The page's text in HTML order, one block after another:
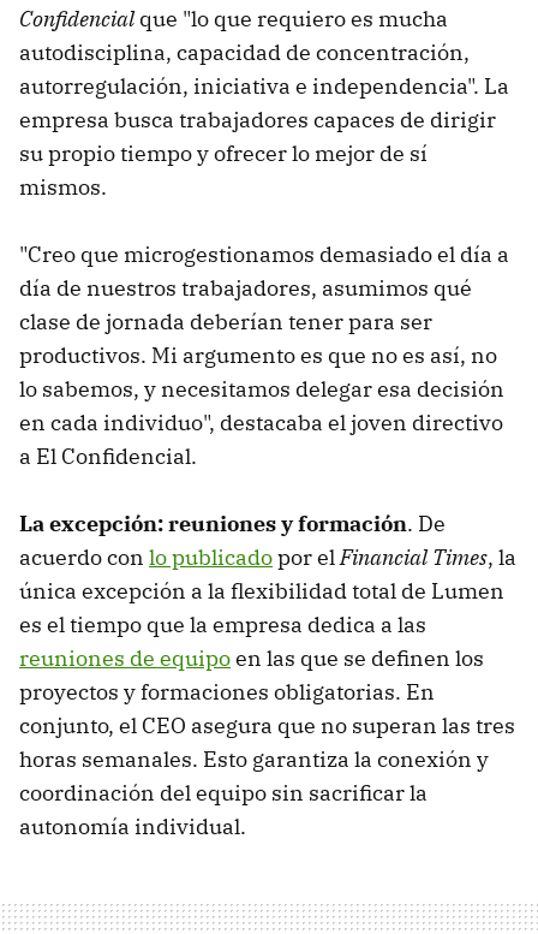
Confidencialque "lo que requiero es mucha
autodisciplina, capacidad de concentración,
autorregulación, iniciativa e independencia". La
empresa busca trabajadores capaces de dirigir
su propio tiempo y ofrecer lo mejor de sí
mismos.
"Creo que microgestionamos demasiado el día a
día de nuestros trabajadores, asumimos qué
clase de jornada deberían tener para ser
productivos. Mi argumento es que no es así, no
lo sabemos, y necesitamos delegar esa decisión
en cada individuo", destacaba el joven directivo
a El Confidencial.
La excepción: reuniones y formación. De
acuerdo con lo publicadopor elFinancial Times, la
única excepción a la flexibilidad total de Lumen
es el tiempo que la empresa dedica a las
reuniones de equipoen las que se definen los
proyectos y formaciones obligatorias. En
conjunto, el CEO asegura que no superan las tres
horas semanales. Esto garantiza la conexión y
coordinación del equipo sin sacrificar la
autonomía individual.